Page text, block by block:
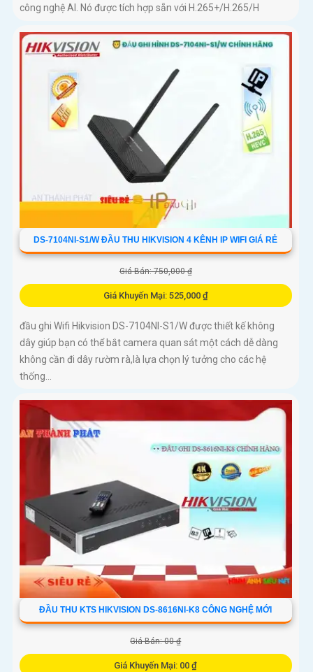
công nghệ AI. Nó được tích hợp sẵn với H.265+/H.265/H
DS-7104NI-S1/W ĐẦU THU HIKVISION 4 KÊNH IP WIFI GIÁ RẺ
Giá Bán: 750,000 ₫
Giá Khuyến Mại: 525,000 ₫
đầu ghi Wifi Hikvision DS-7104NI-S1/W được thiết kế không
dây giúp bạn có thể bắt camera quan sát một cách dễ dàng
không cần đi dây rườm rà,là lựa chọn lý tưởng cho các hệ
thống...
ĐẦU THU KTS HIKVISION DS-8616NI-K8 CÔNG NGHỆ MỚI
Giá Bán: 00 ₫
Giá Khuyến Mại: 00 ₫